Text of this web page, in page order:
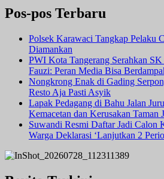
Pos-pos Terbaru
Polsek Karawaci Tangkap Pelaku
Diamankan
PWI Kota Tangerang Serahkan
Fauzi: Peran Media Bisa
Nongkrong Enak di Gading
Resto Aja Pasti Asyik
Lapak Pedagang di Bahu Jalan
Kemacetan dan Kerusakan Taman
Suwandi Resmi Daftar Jadi Calon
Warga Deklarasi ‘Lanjutkan 2